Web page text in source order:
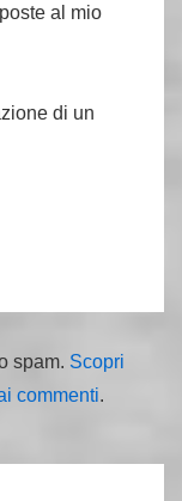
al mio
di un
spam. Scopri
commenti.